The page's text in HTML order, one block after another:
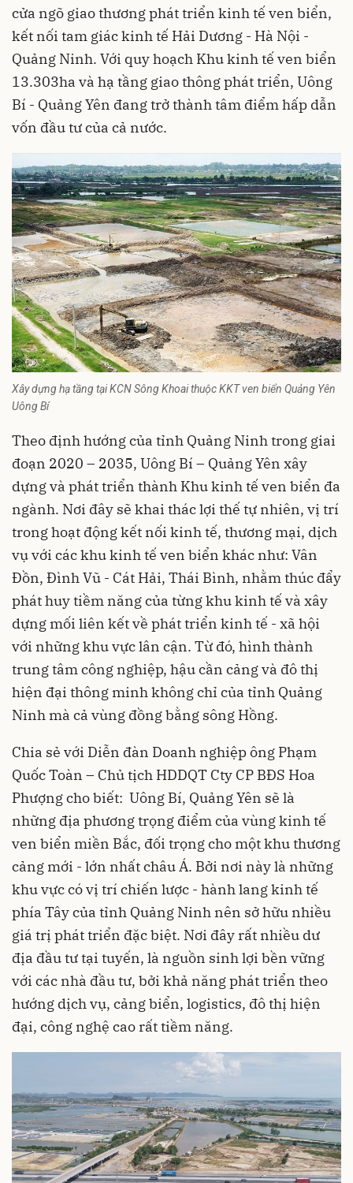
cửa ngõ giao thương phát triển kinh tế ven biển,
kết nối tam giác kinh tế Hải Dương - Hà Nội -
Quảng Ninh. Với quy hoạch Khu kinh tế ven biển
13.303ha và hạ tầng giao thông phát triển, Uông
Bí - Quảng Yên đang trở thành tâm điểm hấp dẫn
vốn đầu tư của cả nước.
Xây dựng hạ tầng tại KCN Sông Khoai thuộc KKT ven biển Quảng Yên
Uông Bí
Theo định hướng của tỉnh Quảng Ninh trong giai
đoạn 2020 – 2035, Uông Bí – Quảng Yên xây
dựng và phát triển thành Khu kinh tế ven biển đa
ngành. Nơi đây sẽ khai thác lợi thế tự nhiên, vị trí
trong hoạt động kết nối kinh tế, thương mại, dịch
vụ với cáckhu kinh tế ven biển khác như: Vân
Đồn, Đình Vũ - Cát Hải, Thái Bình, nhằm thúc đẩy
phát huy tiềm năng của từng khu kinh tế và xây
dựng mối liên kết về phát triển kinh tế - xã hội
với những khu vực lân cận. Từ đó, hình thành
trung tâm công nghiệp, hậu cần cảng và đô thị
hiện đại thông minh không chỉ của tỉnh Quảng
Ninh mà cả vùng đồng bằng sông Hồng.
Chia sẻ với Diễn đàn Doanh nghiệp ông Phạm
Quốc Toàn – Chủ tịch HDDQT Cty CP BĐS Hoa
Phượng cho biết: Uông Bí, Quảng Yên sẽ là
những địa phương trọng điểm của vùng kinh tế
ven biển miền Bắc, đối trọng cho một khu thương
cảng mới - lớn nhất châu Á. Bởi nơi này là những
khu vực có vị trí chiến lược - hành lang kinh tế
phía Tây của tỉnh Quảng Ninh nên sở hữu nhiều
giá trị phát triển đặc biệt. Nơi đây rất nhiều dư
địa đầu tư tại tuyến, là nguồn sinh lợi bền vững
với các nhà đầu tư, bởi khả năng phát triển theo
hướng dịch vụ, cảng biển, logistics, đô thị hiện
đại, công nghệ cao rất tiềm năng.